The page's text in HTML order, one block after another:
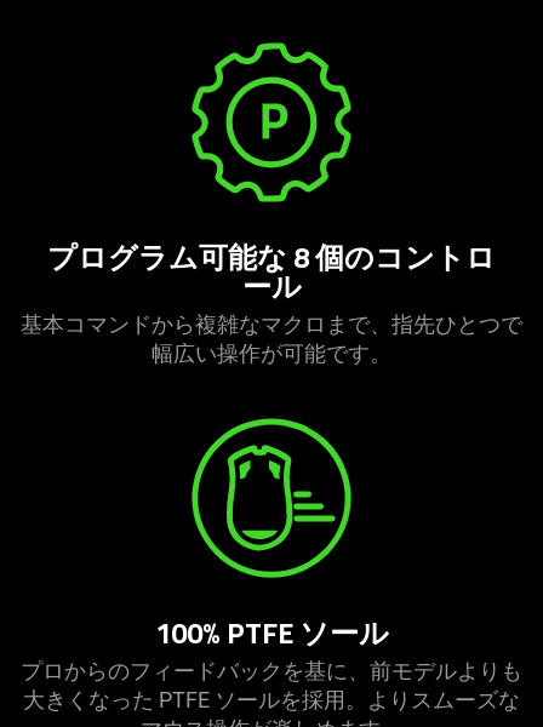
プログラム可能な 8 個のコントロ
ール
基本コマンドから複雑なマクロまで、指先ひとつで
幅広い操作が可能です。
100% PTFE ソール
プロからのフィードバックを基に、前モデルよりも
大きくなった PTFE ソールを採用。よりスムーズな